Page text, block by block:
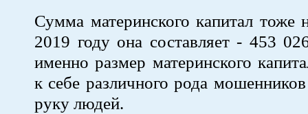
Сумма материнского капитал тоже
2019 году она составляет - 453
именно размер материнского
к себе различного рода
руку людей.